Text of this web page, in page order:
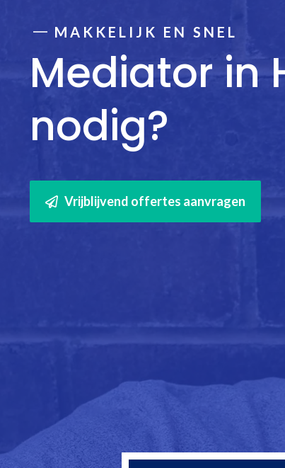
MAKKELIJK EN SNEL
Mediator in
nodig?
Vrijblijvend offertes aanvragen